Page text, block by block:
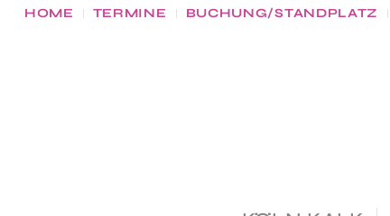
HOME TERMINE BUCHUNG/STANDPLATZ